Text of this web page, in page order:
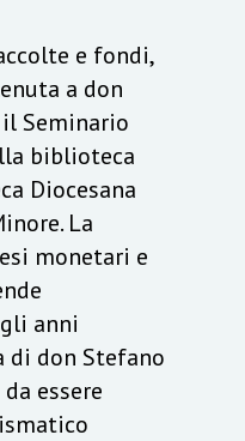
e fondi,
a don
Seminario
biblioteca
Diocesana
La
monetari e
anni
di don Stefano
essere